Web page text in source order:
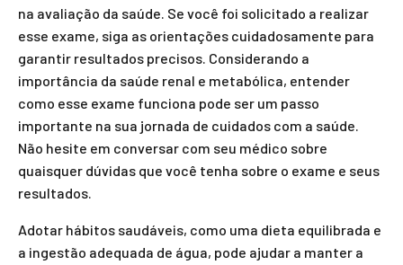
na avaliação da saúde. Se você foi solicitado a realizar
esse exame, siga as orientações cuidadosamente para
garantir resultados precisos. Considerando a
importância da saúde renal e metabólica, entender
como esse exame funciona pode ser um passo
importante na sua jornada de cuidados com a saúde.
Não hesite em conversar com seu médico sobre
quaisquer dúvidas que você tenha sobre o exame e seus
resultados.
Adotar hábitos saudáveis, como uma dieta equilibrada e
a ingestão adequada de água, pode ajudar a manter a